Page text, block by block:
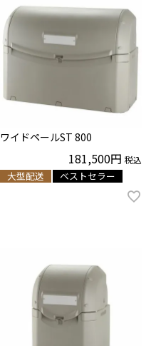
ワイドペールST 800
181,500 税込
大型配送 ベストセラー